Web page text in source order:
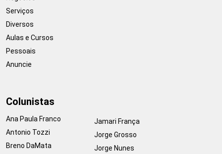
Serviços
Diversos
Aulas e Cursos
Pessoais
Anuncie
Colunistas
Ana Paula Franco
Antonio Tozzi
Breno DaMata
Jamari França
Jorge Grosso
Jorge Nunes